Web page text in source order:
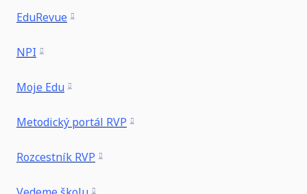
EduRevue
NPI
Moje Edu
Metodický portál RVP
Rozcestník RVP